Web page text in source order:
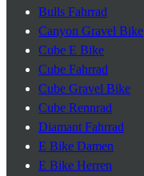
Bulls Fahrrad
Canyon Gravel Bike
Cube E Bike
Cube Fahrrad
Cube Gravel Bike
Cube Rennrad
Diamant Fahrrad
E Bike Damen
E Bike Herren